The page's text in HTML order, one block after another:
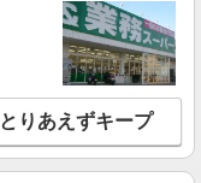
とりあえずキープ